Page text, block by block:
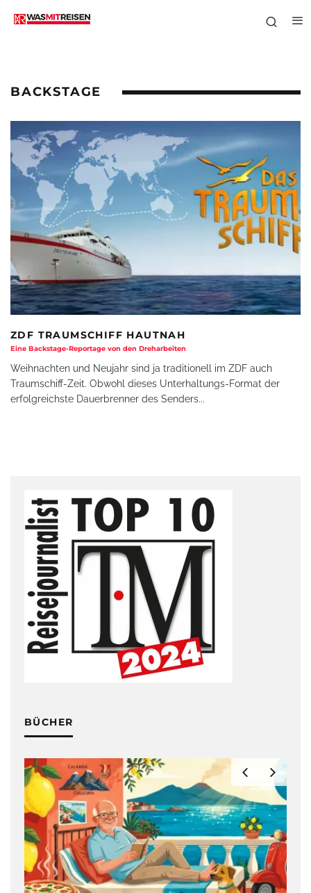
BACKSTAGE
ZDF TRAUMSCHIFF HAUTNAH
Eine Backstage-Reportage von den Dreharbeiten
Weihnachten und Neujahr sind ja traditionell im ZDF auch
Traumschiff-Zeit. Obwohl dieses Unterhaltungs-Format der
erfolgreichste Dauerbrenner des Senders...
BÜCHER